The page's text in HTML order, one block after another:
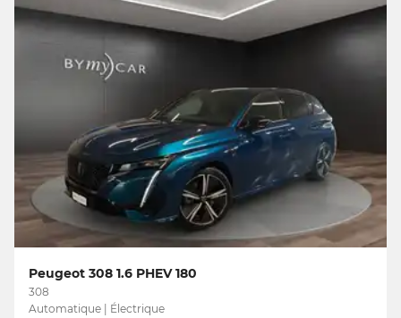
Peugeot 308 1.6 PHEV 180
308
Automatique | Électrique